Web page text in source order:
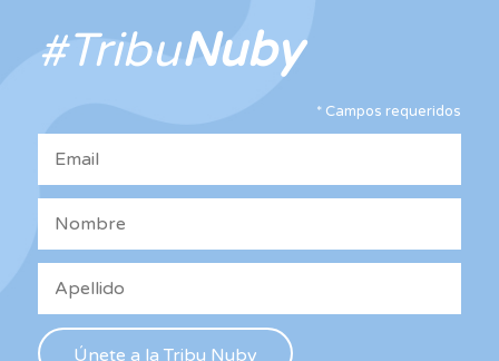
se
pueden
de
#TribuNuby
*Campos requeridos